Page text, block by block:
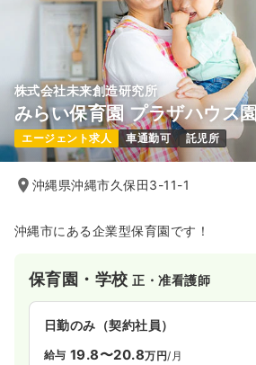
株式会社未来創造研究所
みらい保育園 プラザハウス園
エージェント求人 車通勤可 託児所
沖縄県沖縄市久保田3-11-1
沖縄市にある企業型保育園です！
保育園・学校正・准看護師
日勤のみ（契約社員）
給与 19.8〜20.8万円/月